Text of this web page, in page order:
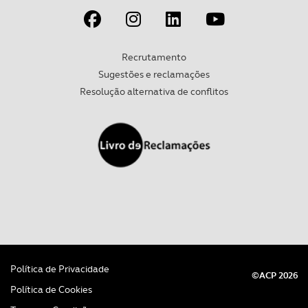
parceiros e organizações na UE e em países terceiros.
dados pessoais serão realizadas apenas com o seu
consentimento e quando tal se afigure estritamente
necessário no contexto dos serviços a prestar.
Realçamos que o bloqueio de certo tipo de Cookies e
tecnologias similares pode ter impacto na sua
experiência de navegação no Website e nos serviços
Recrutamento
Sugestões e reclamações
Resolução alternativa de conflitos
Política de Privacidade
Política de Cookies
©ACP 2026